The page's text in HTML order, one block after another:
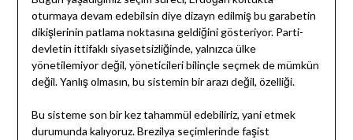
oturmaya devam edebilsin diye dizayn edilmiş bu garabetin
dikişlerinin patlama noktasına geldiğini gösteriyor. Parti-
devletin ittifaklı siyasetsizliğinde, yalnızca ülke
yönetilemiyor değil, yöneticileri bilinçle seçmek de mümkün
değil. Yanlış olmasın, bu sistemin bir arazı değil, özelliği.
Bu sisteme son bir kez tahammül edebiliriz, yani etmek
durumunda kalıyoruz. Brezilya seçimlerinde faşist